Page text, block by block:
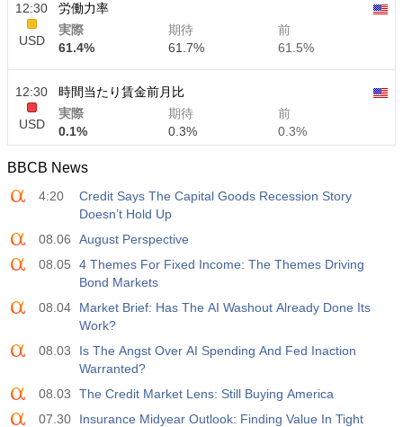
12:30
USD
労働力率
実際
61.4%
期待
61.7%
前
61.5%
12:30
USD
時間当たり賃金前月比
実際
0.1%
期待
0.3%
前
0.3%
12:30
時間当たり賃金前年比
実際
3.2%
期待
3.5%
前
12:30
民間非農業部門給与
実際
12:30
実際
BBCB News
4:20
Credit Says The Capital Goods Recession Story
Doesn’t Hold Up
08.06
August Perspective
08.05
4 Themes For Fixed Income: The Themes Driving
Bond Markets
08.04
Market Brief: Has The AI Washout Already Done Its
Work?
08.03
Is The Angst Over AI Spending And Fed Inaction
Warranted?
08.03
The Credit Market Lens: Still Buying America
07.30
Insurance Midyear Outlook: Finding Value In Tight